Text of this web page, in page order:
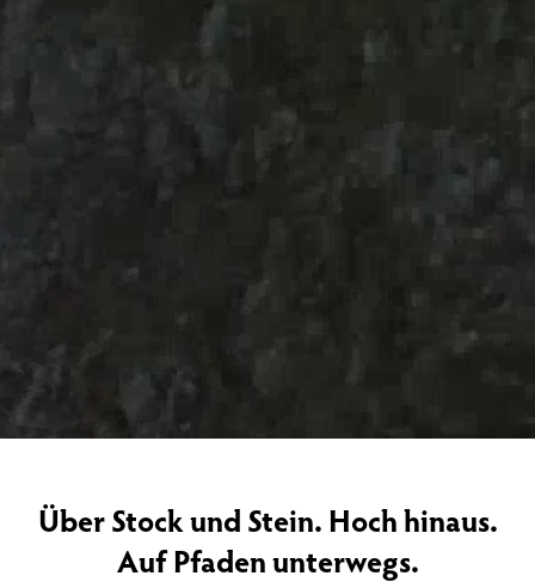
Über Stock und Stein. Hoch hinaus.
Auf Pfaden unterwegs.